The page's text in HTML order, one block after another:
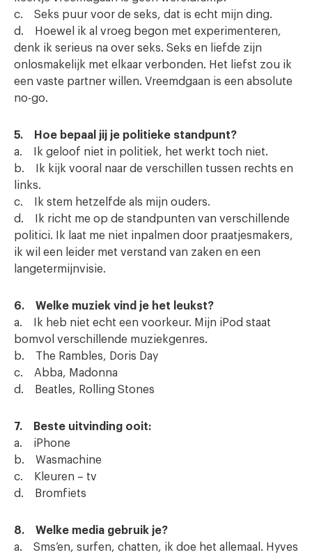
c. Seks puur voor de seks, dat is echt mijn ding.
d. Hoewel ik al vroeg begon met experimenteren,
denk ik serieus na over seks. Seks en liefde zijn
onlosmakelijk met elkaar verbonden. Het liefst zou ik
een vaste partner willen. Vreemdgaan is een absolute
no-go.
5. Hoe bepaal jij je politieke standpunt?
a. Ik geloof niet in politiek, het werkt toch niet.
b. Ik kijk vooral naar de verschillen tussen rechts en
links.
c. Ik stem hetzelfde als mijn ouders.
d. Ik richt me op de standpunten van verschillende
politici. Ik laat me niet inpalmen door praatjesmakers,
ik wil een leider met verstand van zaken en een
langetermijnvisie.
6. Welke muziek vind je het leukst?
a. Ik heb niet echt een voorkeur. Mijn iPod staat
bomvol verschillende muziekgenres.
b. The Rambles, Doris Day
c. Abba, Madonna
d. Beatles, Rolling Stones
7. Beste uitvinding ooit:
a. iPhone
b. Wasmachine
c. Kleuren – tv
d. Bromfiets
8. Welke media gebruik je?
a. Sms’en, surfen, chatten, ik doe het allemaal. Hyves